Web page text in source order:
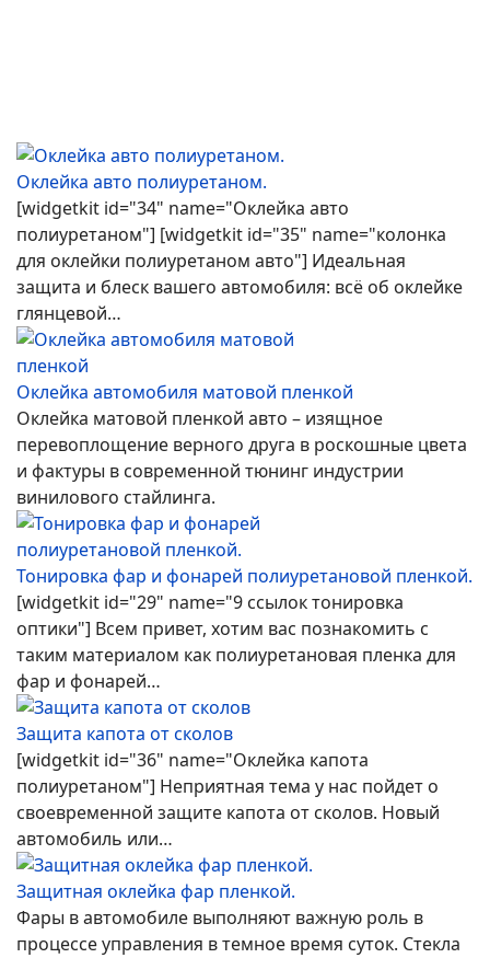
Оклейка авто полиуретаном.
[widgetkit id="34" name="Оклейка авто
полиуретаном"] [widgetkit id="35" name="колонка
для оклейки полиуретаном авто"] Идеальная
защита и блеск вашего автомобиля: всё об оклейке
глянцевой…
Оклейка автомобиля матовой пленкой
Оклейка матовой пленкой авто – изящное
перевоплощение верного друга в роскошные цвета
и фактуры в современной тюнинг индустрии
винилового стайлинга.
Тонировка фар и фонарей полиуретановой пленкой.
[widgetkit id="29" name="9 ссылок тонировка
оптики"] Всем привет, хотим вас познакомить с
таким материалом как полиуретановая пленка для
фар и фонарей…
Защита капота от сколов
[widgetkit id="36" name="Оклейка капота
полиуретаном"] Неприятная тема у нас пойдет о
своевременной защите капота от сколов. Новый
автомобиль или…
Защитная оклейка фар пленкой.
Фары в автомобиле выполняют важную роль в
процессе управления в темное время суток. Стекла